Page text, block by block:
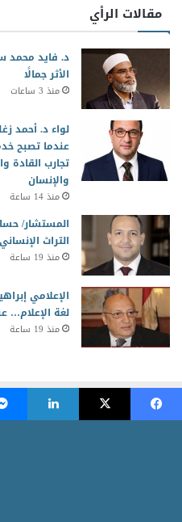
مقالات الرأي
د. فايد محمد
الأثر جمالًا
منذ 3 ساعات
لواء د. أحمد
عندما تصبح
تجارب القادة
والإنسان
منذ 14 ساعة
المستشار/
التراث الإنساني
منذ 19 ساعة
الإعلامي
لغة الإعلام…
منذ 19 ساعة
2026 جميع الحقوق محفوظة للمجلس العربي للمسئولية المجتمعية